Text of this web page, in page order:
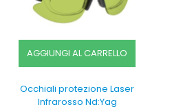
AGGIUNGI AL CARRELLO
Occhiali protezione Laser
Infrarosso Nd:Yag